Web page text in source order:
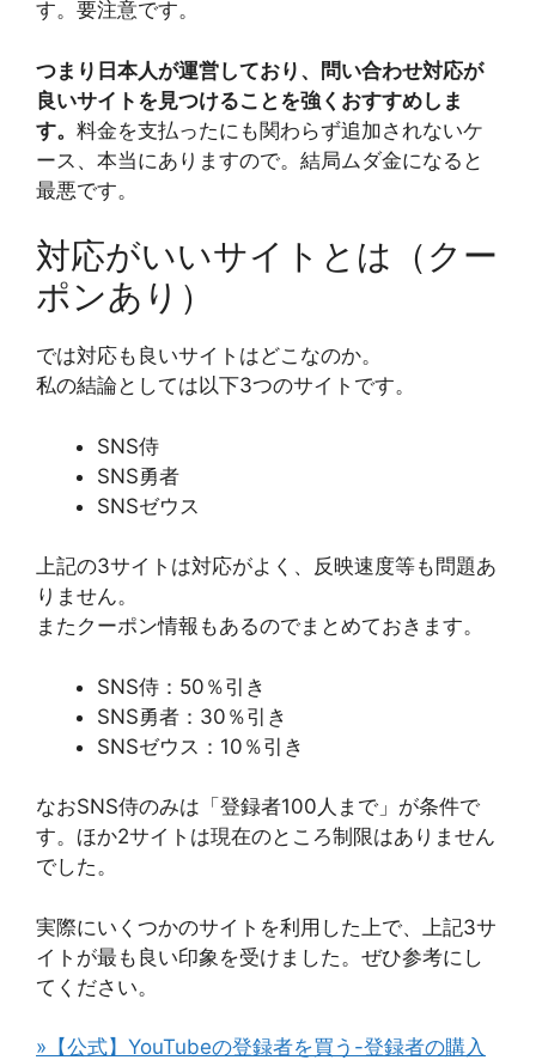
す。要注意です。
つまり日本人が運営しており、問い合わせ対応が
良いサイトを見つけることを強くおすすめしま
す。 料金を支払ったにも関わらず追加されないケ
ース、本当にありますので。結局ムダ金になると
最悪です。
対応がいいサイトとは（クー
ポンあり）
では対応も良いサイトはどこなのか。
私の結論としては以下3つのサイトです。
SNS侍
SNS勇者
SNSゼウス
上記の3サイトは対応がよく、反映速度等も問題あ
りません。
またクーポン情報もあるのでまとめておきます。
SNS侍：50％引き
SNS勇者：30％引き
SNSゼウス：10％引き
なおSNS侍のみは「登録者100人まで」が条件で
す。ほか2サイトは現在のところ制限はありません
でした。
実際にいくつかのサイトを利用した上で、上記3サ
イトが最も良い印象を受けました。ぜひ参考にし
てください。
»【公式】YouTubeの登録者を買う-登録者の購入